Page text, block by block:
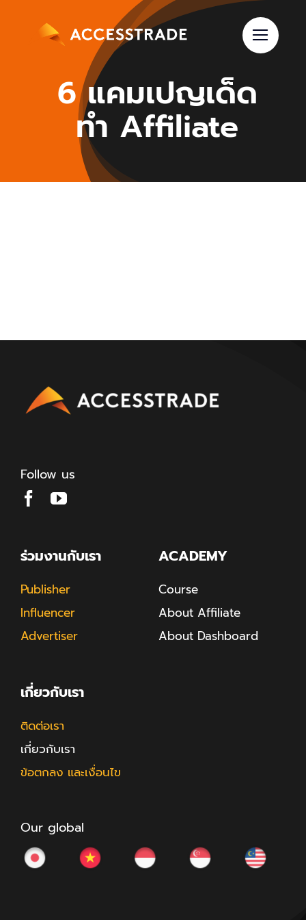
6 แคมเปญเด็ด
ทำ Affiliate
Follow us
ร่วมงานกับเรา
Publisher
Influencer
Advertiser
ACADEMY
Course
About Affiliate
About Dashboard
เกี่ยวกับเรา
ติดต่อเรา
เกี่ยวกับเรา
ข้อตกลง และเงื่อนไข
Our global